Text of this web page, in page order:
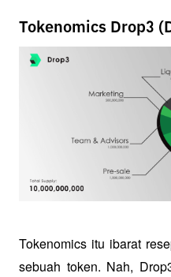
Tokenomics Drop3
Tokenomics itu ibarat
sebuah token. Nah,